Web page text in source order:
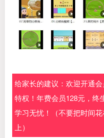
给家长的建议：欢迎开通
特权！年费会员128元，终
学习无忧！（不要把时间
上）